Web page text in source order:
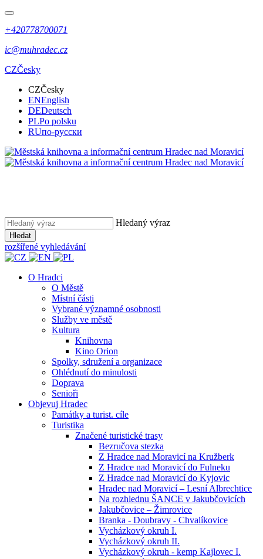
+420778700071
ic@muhradec.cz
CZČesky
CZČesky
ENEnglish
DEDeutsch
PLPo polsku
RUпо-русски
Hledaný výraz
Hledat
rozšířené vyhledávání
O Hradci
O Městě
Místní části
Vybrané významné osobnosti
Služby ve městě
Kultura
Knihovna
Kino Orion
Spolky, sdružení a organizace
Ohlédnutí do minulosti
Doprava
Senioři
Objevuj Hradec
Památky a turist. cíle
Turistika
Značené turistické trasy
Bezručova stezka
Z Hradce nad Moravicí na Kružberk
Z Hradce nad Moravicí do Fulneku
Z Hradce nad Moravicí do Kyjovic
Hradec nad Moravicí – Lesní Albrechtice
Na rozhlednu ŠANCE v Jakubčovicích
Jakubčovice – Žimrovice
Branka - Doubravy - Chvalíkovice
Vycházkový okruh I.
Vycházkový okruh II.
Vycházkový okruh - kemp Kajlovec I.